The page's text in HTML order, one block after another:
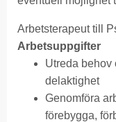
Arbetsterapeut till
Arbetsuppgifter
Utreda behov
delaktighet
Genomföra
förebygga,